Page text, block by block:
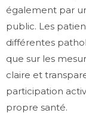
également par
public. Les
différentes
que sur les
claire et
participation
propre santé.